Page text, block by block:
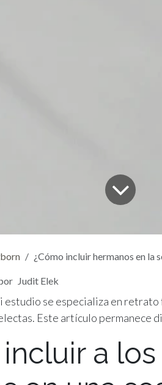
¿Cómo incluir hermanos en la
Judit Elek
estudio se especializa en
Este artículo permanece
a